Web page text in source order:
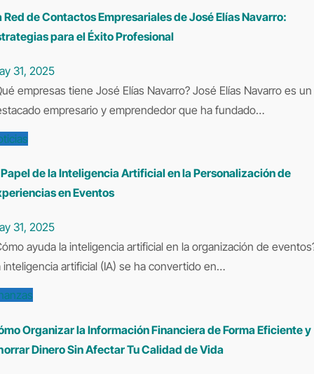
Red de Contactos Empresariales de José Elías Navarro:
para el Éxito Profesional
31, 2025
es un
empresario y emprendedor que ha fundado…
Papel de la Inteligencia Artificial en la Personalización de
en Eventos
31, 2025
inteligencia artificial (IA) se ha convertido en…
Organizar la Información Financiera de Forma Eficiente y
Dinero Sin Afectar Tu Calidad de Vida